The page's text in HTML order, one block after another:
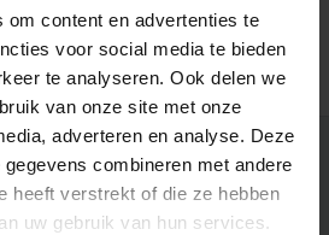
om content en advertenties te
voor social media te bieden
te analyseren. Ook delen we
van onze site met onze
adverteren en analyse. Deze
combineren met andere
heeft verstrekt of die ze hebben
uw gebruik van hun services.
voor prijzen
Nieuwsbrief